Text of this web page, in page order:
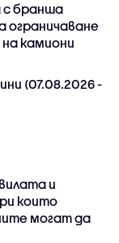
с бранша
ограничаване
камиони
(07.08.2026 -
и
които
могат да